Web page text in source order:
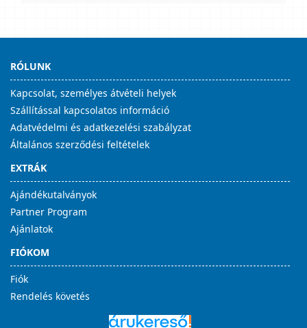
RÓLUNK
Kapcsolat, személyes átvételi helyek
Szállítással kapcsolatos információ
Adatvédelmi és adatkezelési szabályzat
Általános szerződési feltételek
EXTRÁK
Ajándékutalványok
Partner Program
Ajánlatok
FIÓKOM
Fiók
Rendelés követés